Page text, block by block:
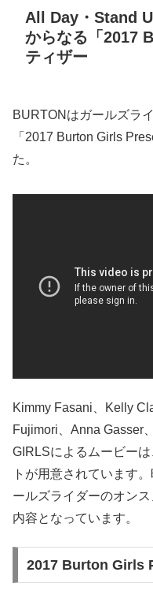
All Day・Stand
からなる「2017
ティザー
BURTONはガールズラ
「2017 Burton Girls
た。
Kimmy Fasani、Kelly
Fujimori、Anna Gasser
GIRLSによるムービー
トが用意されています
ールズライダーのオン
内容となっています。
2017 Burton Girls